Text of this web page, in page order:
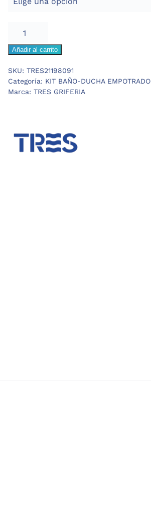
KIT
MONOMANDO
EMPOTRADO
Añadir al carrito
SKU: TRES21198091
Categoría: KIT BAÑO-DUCHA EMPOTRADO
Marca: TRES GRIFERIA